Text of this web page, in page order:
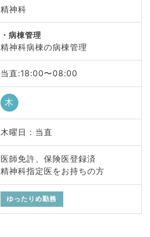
精神科
病棟管理
精神科病棟の病棟管理
当直:18:00〜08:00
木
木曜日 : 当直
医師免許、保険医登録済
精神科指定医をお持ちの方
ゆったりめ勤務